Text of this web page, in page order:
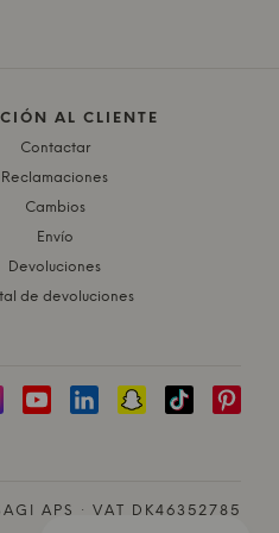
AL CLIENTE
Contactar
Reclamaciones
Cambios
Envío
Devoluciones
de devoluciones
APS · VAT DK46352785